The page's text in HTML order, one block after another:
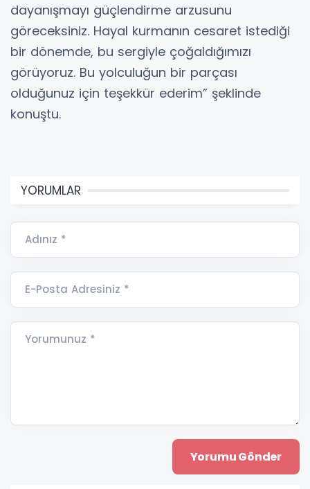
dayanışmayı güçlendirme arzusunu
göreceksiniz. Hayal kurmanın cesaret istediği
bir dönemde, bu sergiyle çoğaldığımızı
görüyoruz. Bu yolculuğun bir parçası
olduğunuz için teşekkür ederim” şeklinde
konuştu.
YORUMLAR
Adınız *
E-Posta Adresiniz *
Yorumunuz *